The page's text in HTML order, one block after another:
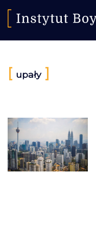
[ upały]